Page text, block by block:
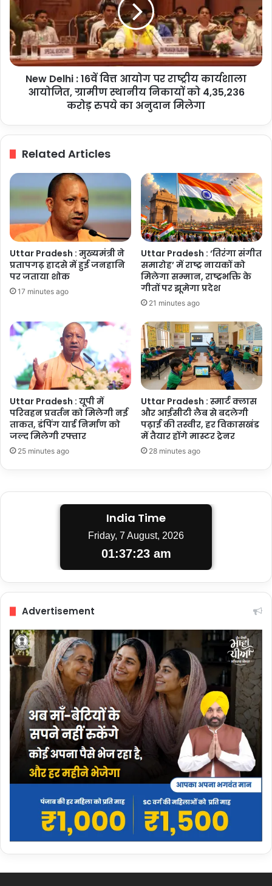
प्रतिशत
सहयोग
वित्त
आयोग
पर
राष्ट्रीय
कार्यशाला
आयोजित,
ग्रामीण
करोड़
का
अनुदान
मिलेगा
New Delhi : 16वें वित्त आयोग पर राष्ट्रीय कार्यशाला
आयोजित, ग्रामीण स्थानीय निकायों को 4,35,236
करोड़ रुपये का अनुदान मिलेगा
Related Articles
Uttar Pradesh : मुख्यमंत्री ने
प्रतापगढ़ हादसे में हुई जनहानि
पर जताया शोक
17 minutes ago
Uttar Pradesh : ‘तिरंगा संगीत
समारोह’ में राष्ट्र नायकों को
मिलेगा सम्मान, राष्ट्रभक्ति के
गीतों पर झूमेगा प्रदेश
21 minutes ago
Uttar Pradesh : यूपी में
परिवहन प्रवर्तन को मिलेगी नई
ताकत, डंपिंग यार्ड निर्माण को
जल्द मिलेगी रफ्तार
25 minutes ago
Uttar Pradesh : स्मार्ट क्लास
और आईसीटी लैब से बदलेगी
पढ़ाई की तस्वीर, हर विकासखंड
में तैयार होंगे मास्टर ट्रेनर
28 minutes ago
India Time
Friday, 7 August, 2026
01:37:24 am
Advertisement